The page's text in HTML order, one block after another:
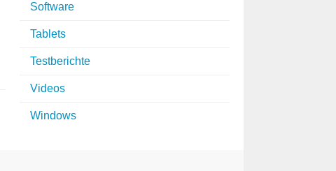
Software
Tablets
Testberichte
Videos
Windows